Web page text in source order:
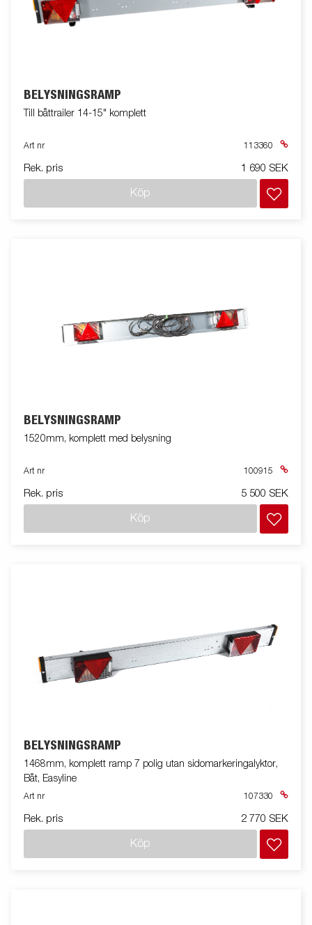
BELYSNINGSRAMP
Till båttrailer 14-15" komplett
Art nr 113360
Rek. pris 1 690 SEK
Köp
BELYSNINGSRAMP
1520mm, komplett med belysning
Art nr 100915
Rek. pris 5 500 SEK
Köp
BELYSNINGSRAMP
1468mm, komplett ramp 7 polig utan sidomarkeringalyktor,
Båt, Easyline
Art nr 107330
Rek. pris 2 770 SEK
Köp